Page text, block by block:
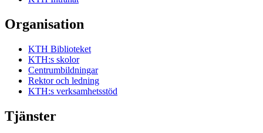
Organisation
KTH Biblioteket
KTH:s skolor
Centrumbildningar
Rektor och ledning
KTH:s verksamhetsstöd
Tjänster